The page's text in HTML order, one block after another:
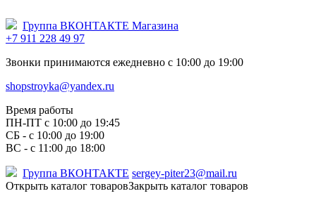
Группа ВКОНТАКТЕ Магазина
+7 911 228 49 97
Звонки принимаются ежедневно с 10:00 до 19:00
shopstroyka@yandex.ru
Время работы
ПН-ПТ c 10:00 до 19:45
СБ - с 10:00 до 19:00
ВС - с 11:00 до 18:00
Группа ВКОНТАКТЕ sergey-piter23@mail.ru
Открыть каталог товаровЗакрыть каталог товаров